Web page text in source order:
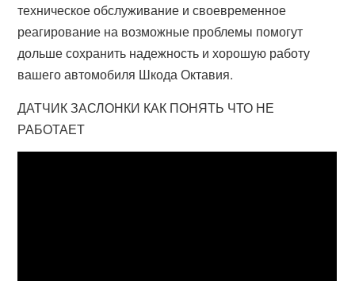
техническое обслуживание и своевременное
реагирование на возможные проблемы помогут
дольше сохранить надежность и хорошую работу
вашего автомобиля Шкода Октавия.
ДАТЧИК ЗАСЛОНКИ КАК ПОНЯТЬ ЧТО НЕ
РАБОТАЕТ